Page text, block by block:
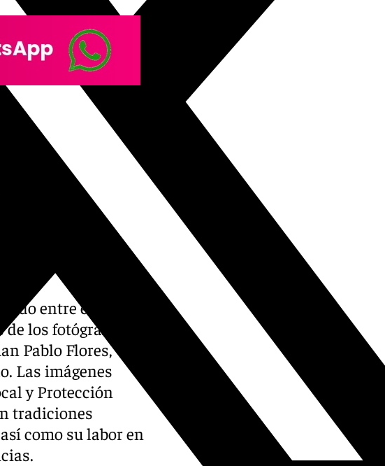
entre el
los fotógrafos
Pablo Flores,
Las imágenes
y Protección
tradiciones
como su labor en